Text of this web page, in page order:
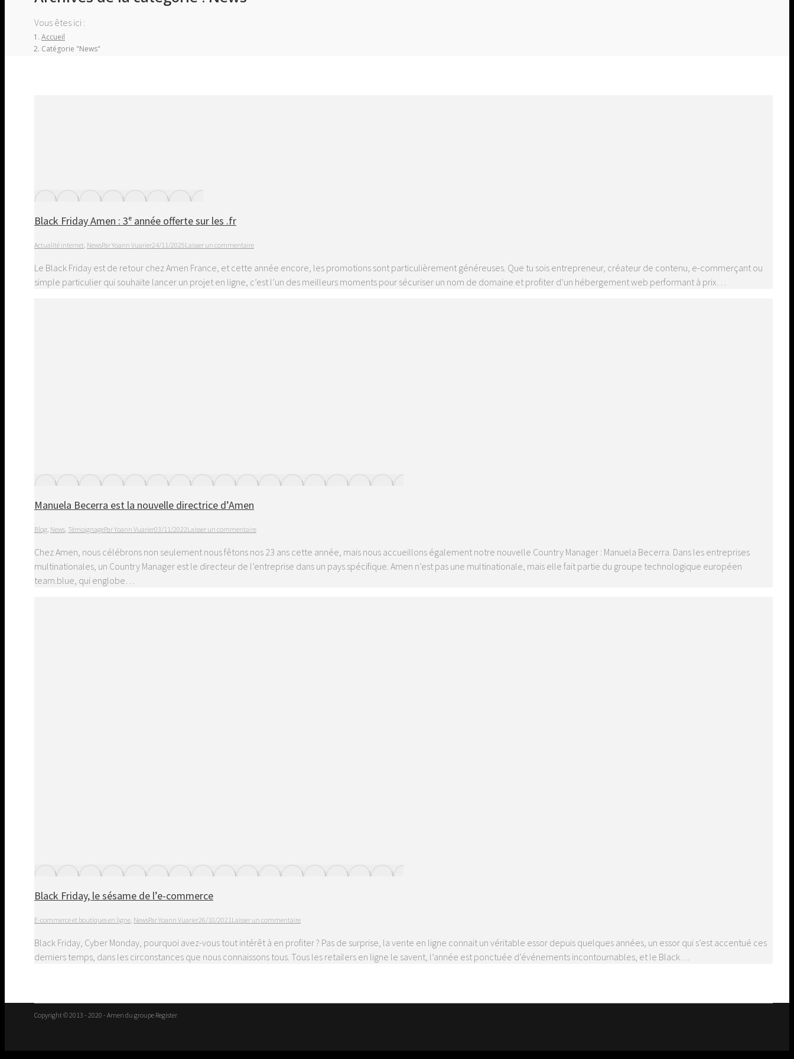
Vous êtes ici :
Accueil
Catégorie "News"
Black Friday Amen : 3ᵉ année offerte sur les .fr
Actualité internet, NewsParYoann Vuarier24/11/2025Laisser un commentaire
Le Black Friday est de retour chez Amen France, et cette année encore, les promotions sont particulièrement généreuses. Que tu sois entrepreneur, créateur de contenu, e-commerçant ou
simple particulier qui souhaite lancer un projet en ligne, c’est l’un des meilleurs moments pour sécuriser un nom de domaine et profiter d’un hébergement web performant à prix…
Manuela Becerra est la nouvelle directrice d’Amen
Blog, News, TémoignageParYoann Vuarier03/11/2022Laisser un commentaire
Chez Amen, nous célébrons non seulement nous fêtons nos 23 ans cette année, mais nous accueillons également notre nouvelle Country Manager : Manuela Becerra. Dans les entreprises
multinationales, un Country Manager est le directeur de l’entreprise dans un pays spécifique. Amen n’est pas une multinationale, mais elle fait partie du groupe technologique européen
team.blue, qui englobe…
Black Friday, le sésame de l’e-commerce
E-commerce et boutiques en ligne, NewsParYoann Vuarier26/10/2021Laisser un commentaire
Black Friday, Cyber Monday, pourquoi avez-vous tout intérêt à en profiter ? Pas de surprise, la vente en ligne connait un véritable essor depuis quelques années, un essor qui s’est accentué ces
derniers temps, dans les circonstances que nous connaissons tous. Tous les retailers en ligne le savent, l’année est ponctuée d’événements incontournables, et le Black…
Copyright © 2013 - 2020 - Amen du groupe Register